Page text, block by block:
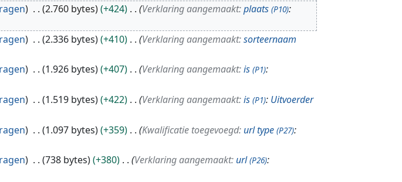
2.760 bytes +424 Verklaring aangemaakt:plaats (P10):
2.336 bytes +410 Verklaring aangemaakt:sorteernaam
1.926 bytes +407 Verklaring aangemaakt:is (P1):
1.519 bytes +422 Verklaring aangemaakt:is (P1): Uitvoerder
1.097 bytes +359 Kwalificatie toegevoegd: url type (P27):
738 bytes +380 Verklaring aangemaakt: url (P26):